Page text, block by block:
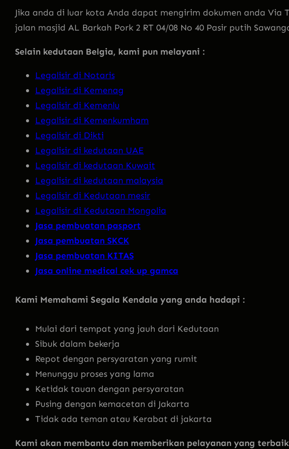
Jika anda di luar kota Anda dapat mengirim dokumen anda Via
jalan masjid AL Barkah Pork 2 RT 04/08 No 40 Pasir putih
Selain kedutaan Belgia, kami pun melayani :
Legalisir di Notaris
Legalisir di Kemenag
Legalisir di Kemenlu
Legalisir di Kemenkumham
Legalisir di Dikti
Legalisir di kedutaan UAE
Legalisir di kedutaan Kuwait
Legalisir di kedutaan malaysia
Legalisir di Kedutaan mesir
Legalisir di Kedutaan Mongolia
Jasa pembuatan pasport
Jasa pembuatan SKCK
Jasa pembuatan KITAS
Jasa online medical cek up gamca
Kami Memahami Segala Kendala yang anda hadapi :
Mulai dari tempat yang jauh dari Kedutaan
Sibuk dalam bekerja
Repot dengan persyaratan yang rumit
Menunggu proses yang lama
Ketidak tauan dengan persyaratan
Pusing dengan kemacetan di Jakarta
Tidak ada teman atau Kerabat di jakarta
Kami akan membantu dan memberikan pelayanan yang